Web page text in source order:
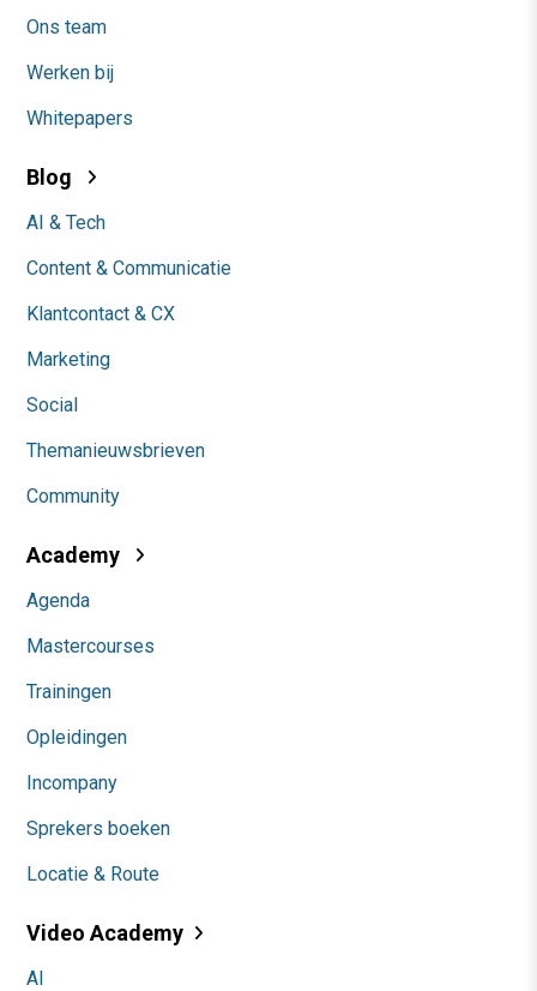
Ons team
Werken bij
Whitepapers
Blog
AI & Tech
Content & Communicatie
Klantcontact & CX
Marketing
Social
Themanieuwsbrieven
Community
Academy
Agenda
Mastercourses
Trainingen
Opleidingen
Incompany
Sprekers boeken
Locatie & Route
Video Academy
AI